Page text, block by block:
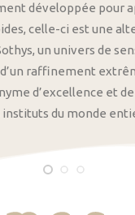
développée pour
celle-ci est une
un univers de
raffinement
d’excellence et
instituts du monde